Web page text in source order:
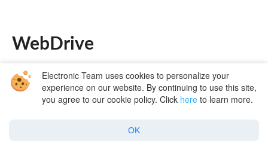
WebDrive
WebDrive est un programme qui combine les fonctions
d’un gestionnaire de fichiers et d’un client cloud.
cloud comme s’il était stocké sur un disque dur normal.
Electronic Team uses cookies to personalize your
experience on our website. By continuing to use this site,
you agree to our cookie policy. Click here to learn more.
OK